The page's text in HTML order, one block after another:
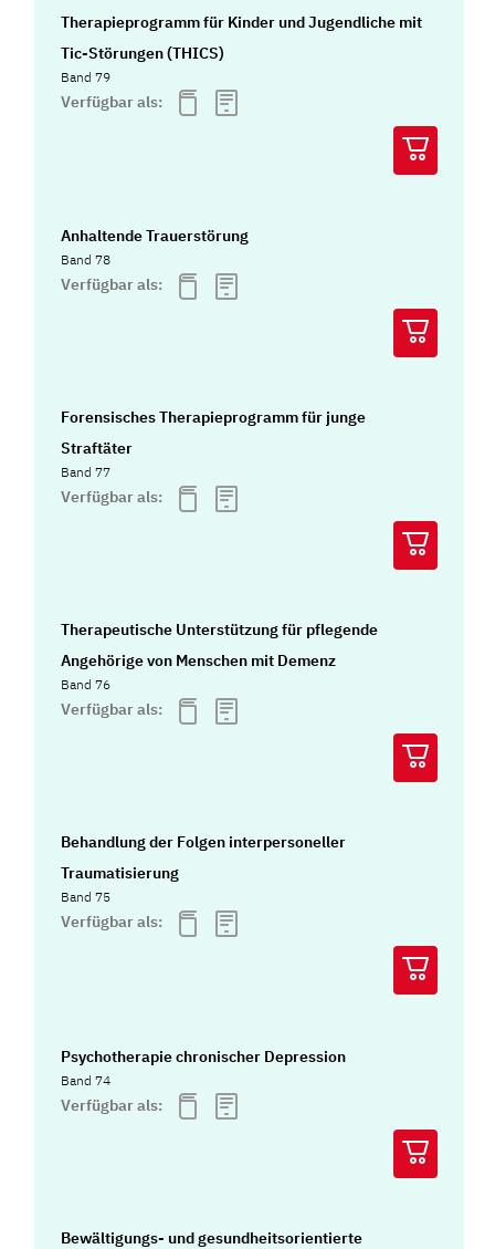
Therapieprogramm für Kinder und Jugendliche mit
Tic-Störungen (THICS)
Band 79
Verfügbar als:
Anhaltende Trauerstörung
Band 78
Verfügbar als:
Forensisches Therapieprogramm für junge
Straftäter
Band 77
Verfügbar als:
Therapeutische Unterstützung für pflegende
Angehörige von Menschen mit Demenz
Band 76
Verfügbar als:
Behandlung der Folgen interpersoneller
Traumatisierung
Band 75
Verfügbar als:
Psychotherapie chronischer Depression
Band 74
Verfügbar als:
Bewältigungs- und gesundheitsorientierte